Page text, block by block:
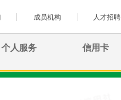
成员机构 人才招聘
个人服务 信用卡